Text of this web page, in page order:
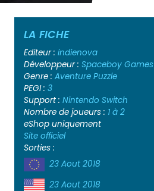
LA FICHE
Editeur : indienova
Développeur : Spaceboy Games
Genre : Aventure Puzzle
PEGI : 3
Support : Nintendo Switch
Nombre de joueurs : 1 à 2
eShop uniquement
Site officiel
Sorties :
23 Aout 2018
23 Aout 2018